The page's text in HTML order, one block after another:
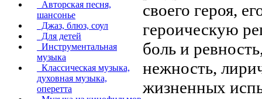
Авторская песня,
шансонье
Джаз, блюз, соул
Для детей
Инструментальная
музыка
Классическая музыка,
духовная музыка,
оперетта
своего героя,
героическую
боль и
нежность,
жизненных